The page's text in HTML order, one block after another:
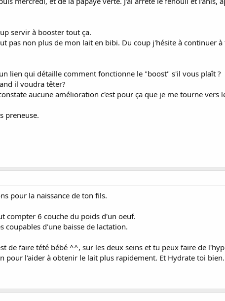
servir à booster tout ça.
pas non plus de mon lait en bibi. Du coup j'hésite à continuer
lien qui détaille comment fonctionne le "boost" s'il vous plaît ?
il voudra têter?
aucune amélioration c'est pour ça que je me tourne vers
preneuse.
pour la naissance de ton fils.
compter 6 couche du poids d'un oeuf.
coupables d'une baisse de lactation.
de faire tété bébé ^^, sur les deux seins et tu peux faire de
pour l'aider à obtenir le lait plus rapidement. Et Hydrate toi bien.